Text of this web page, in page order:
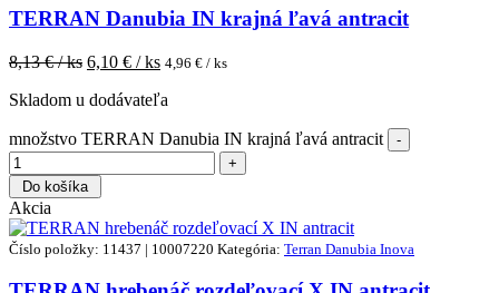
TERRAN Danubia IN krajná ľavá antracit
8,13€ / ks 6,10 € / ks 4,96 € / ks
Skladom u dodávateľa
množstvo TERRAN Danubia IN krajná ľavá antracit
Do košíka
Akcia
Číslo položky: 11437 | 10007220 Kategória: Terran Danubia Inova